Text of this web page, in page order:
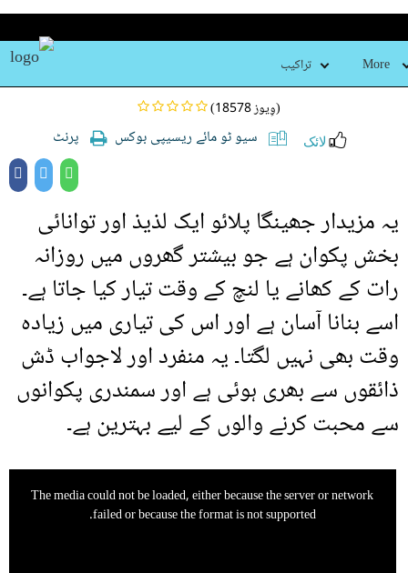
تراکیب More
(18578 وِیوز)
پرنٹ سیو ٹو مائے ریسیپی بوکس لائک
یہ مزیدار جھینگا پلائو ایک لذیذ اور توانائی
بخش پکوان ہے جو بیشتر گھروں میں روزانہ
رات کے کھانے یا لنچ کے وقت تیار کیا جاتا ہے۔
اسے بنانا آسان ہے اور اس کی تیاری میں زیادہ
وقت بھی نہیں لگتا۔ یہ منفرد اور لاجواب ڈش
ذائقوں سے بھری ہوئی ہے اور سمندری پکوانوں
سے محبت کرنے والوں کے لیے بہترین ہے۔
This
The media could not be loaded, either because the server or network
failed or because the format is not supported.